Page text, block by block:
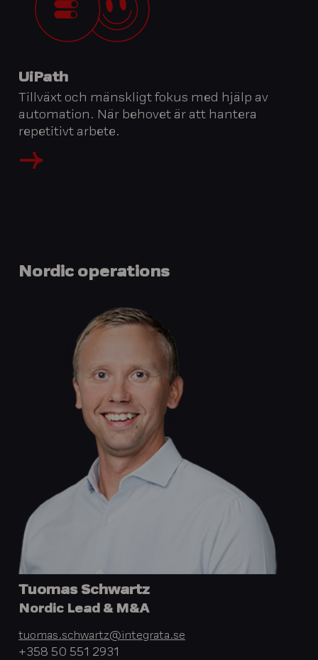
UiPath
Tillväxt och mänskligt fokus med hjälp av
automation. När behovet är att hantera
repetitivt arbete.
Nordic operations
Tuomas Schwartz
Nordic Lead & M&A
tuomas.schwartz@integrata.se
+358 50 551 2931